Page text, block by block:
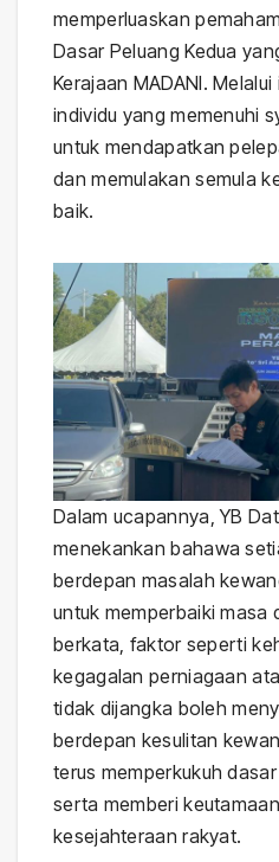
memperluaskan
Dasar Peluang Kedua
Kerajaan MADANI.
individu yang memenuhi
untuk mendapatkan
dan memulakan semula
baik.
Dalam ucapannya, YB
menekankan bahawa
berdepan masalah
untuk memperbaiki masa
berkata, faktor seperti
kegagalan perniagaan
tidak dijangka boleh
berdepan kesulitan
terus memperkukuh
serta memberi
kesejahteraan rakyat.